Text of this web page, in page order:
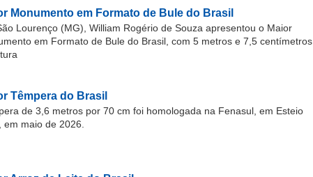
Monumento em Formato de Bule do Brasil
Lourenço (MG), William Rogério de Souza apresentou o Maior
em Formato de Bule do Brasil, com 5 metros e 7,5 centímetros
Têmpera do Brasil
de 3,6 metros por 70 cm foi homologada na Fenasul, em Esteio
em maio de 2026.